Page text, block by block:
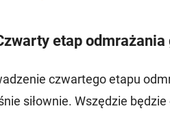
etap
czwartego etapu
siłownie. Wszędzie